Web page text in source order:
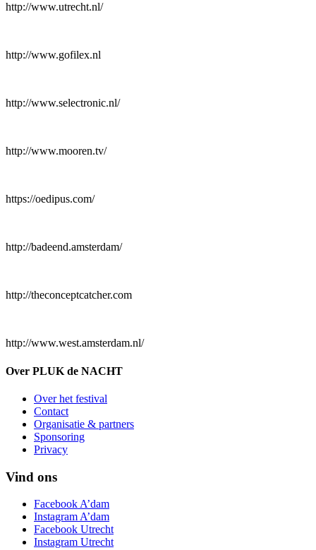
http://www.utrecht.nl/
http://www.gofilex.nl
http://www.selectronic.nl/
http://www.mooren.tv/
https://oedipus.com/
http://badeend.amsterdam/
http://theconceptcatcher.com
http://www.west.amsterdam.nl/
Over PLUK de NACHT
Over het festival
Contact
Organisatie & partners
Sponsoring
Privacy
Vind ons
Facebook A’dam
Instagram A’dam
Facebook Utrecht
Instagram Utrecht